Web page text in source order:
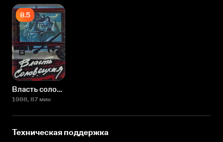
8.5
Власть соловецкая. Свидетельства и документы
1988, 87 мин
Техническая поддержка